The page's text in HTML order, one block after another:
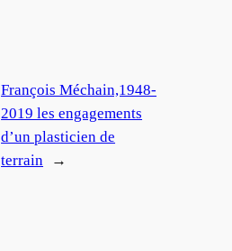
François Méchain,1948-
2019 les engagements
d’un plasticien de
terrain
→